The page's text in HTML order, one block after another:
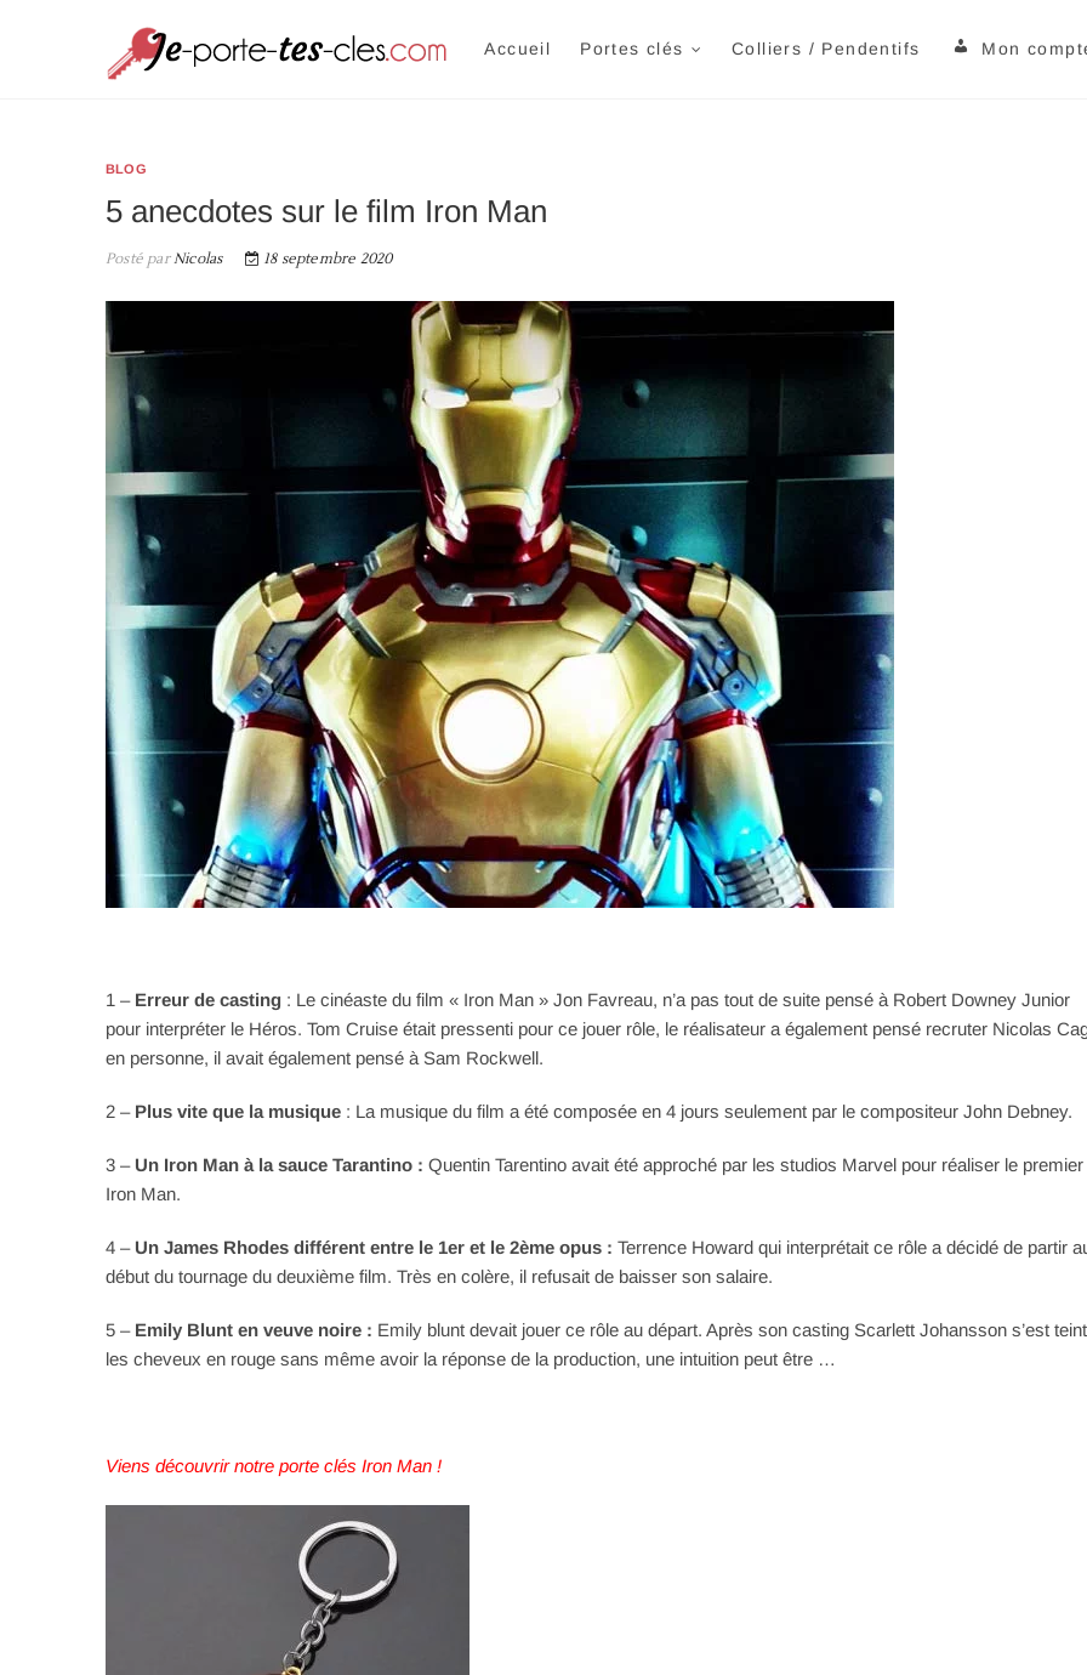
Je porte tes cles.com
Accueil Portes clés Colliers / Pendentifs Mon
BLOG
5 anecdotes sur le film Iron Man
Posté parNicolas 18 septembre 2020
1 –Erreur de casting : Le cinéaste du film « Iron Man » Jon Favreau, n’a pas tout de suite pensé à Robert Downey Junior
pour interpréter le Héros. Tom Cruise était pressenti pour ce jouer rôle, le réalisateur a également pensé recruter Nicolas
en personne, il avait également pensé à Sam Rockwell.
2 – Plus vite que la musique : La musique du film a été composée en 4 jours seulement par le compositeur John Debney.
3 – Un Iron Man à la sauce Tarantino : Quentin Tarentino avait été approché par les studios Marvel pour réaliser le premier
Iron Man.
4 – Un James Rhodes différent entre le 1er et le 2ème opus : Terrence Howard qui interprétait ce rôle a décidé de partir
début du tournage du deuxième film. Très en colère, il refusait de baisser son salaire.
5 –Emily Blunt en veuve noire : Emily blunt devait jouer ce rôle au départ. Après son casting Scarlett Johansson s’est teint
les cheveux en rouge sans même avoir la réponse de la production, une intuition peut être …
Viens découvrir notre porte clés Iron Man !